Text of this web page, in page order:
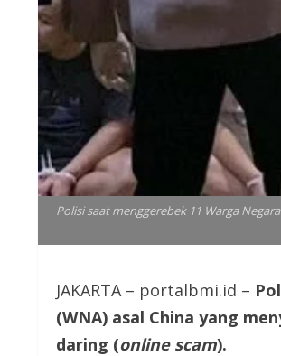
Polisi saat menggerebek 11 Warga
JAKARTA – portalbmi.id –
(WNA) asal China yang
daring (online scam).